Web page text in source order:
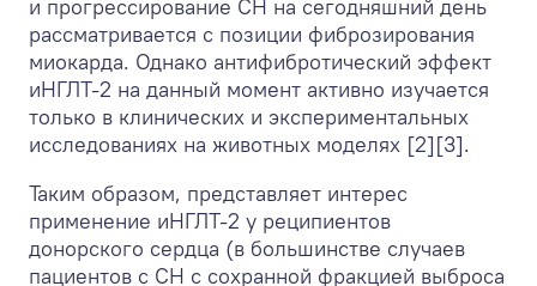
и прогрессирование СН на сегодняшний день
рассматривается с позиции фиброзирования
миокарда. Однако антифибротический эффект
иНГЛТ-2 на данный момент активно изучается
только в клинических и экспериментальных
исследованиях на животных моделях [2][3].
Таким образом, представляет интерес
применение иНГЛТ-2 у реципиентов
донорского сердца (в большинстве случаев
пациентов с СН с сохранной фракцией выброса